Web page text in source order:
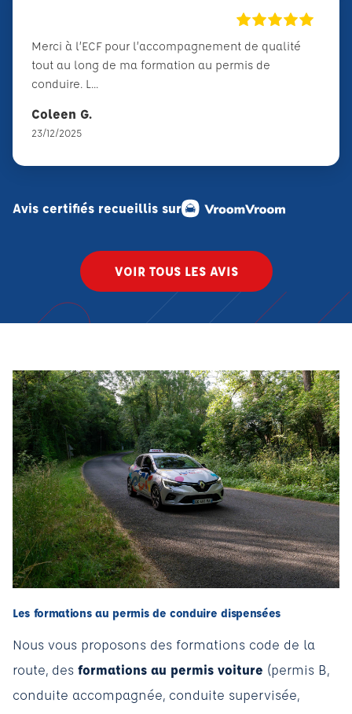
Merci à l’ECF pour l’accompagnement de qualité
tout au long de ma formation au permis de
conduire. L...
Coleen G.
23/12/2025
Avis certifiés recueillis sur
VOIR TOUS LES AVIS
Les formations au permis de conduire dispensées
Nous vous proposons des formations code de la
route, des formations au permis voiture (permis B,
conduite accompagnée, conduite supervisée,